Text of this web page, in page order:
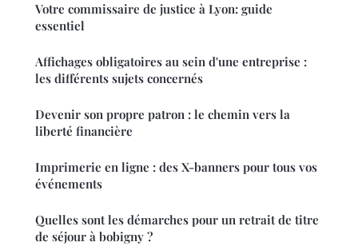
Votre commissaire de justice à Lyon: guide
essentiel
Affichages obligatoires au sein d'une entreprise :
les différents sujets concernés
Devenir son propre patron : le chemin vers la
liberté financière
Imprimerie en ligne : des X-banners pour tous vos
événements
Quelles sont les démarches pour un retrait de titre
de séjour à bobigny ?